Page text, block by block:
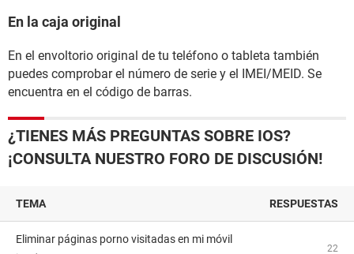
En la caja original
En el envoltorio original de tu teléfono o tableta también
puedes comprobar el número de serie y el IMEI/MEID. Se
encuentra en el código de barras.
¿TIENES MÁS PREGUNTAS SOBRE IOS?
¡CONSULTA NUESTRO FORO DE DISCUSIÓN!
TEMA RESPUESTAS
Eliminar páginas porno visitadas en mi móvil
22